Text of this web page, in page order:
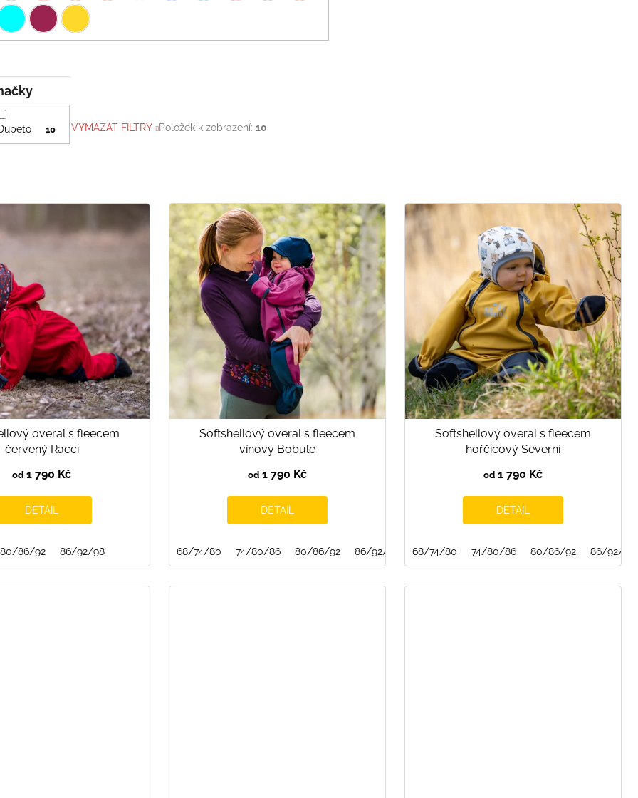
10 VYMAZAT FILTRY Položek k zobrazení:10
overal s fleecem
červený Racci
od 1 790 Kč
DETAIL
80/86/92 86/92/98
Softshellový overal s fleecem
vínový Bobule
od 1 790 Kč
DETAIL
68/74/80 74/80/86 80/86/92 86/92/98
Softshellový overal s fleecem
hořčicový Severní
od 1 790 Kč
DETAIL
68/74/80 74/80/86 80/86/92 86/92/98